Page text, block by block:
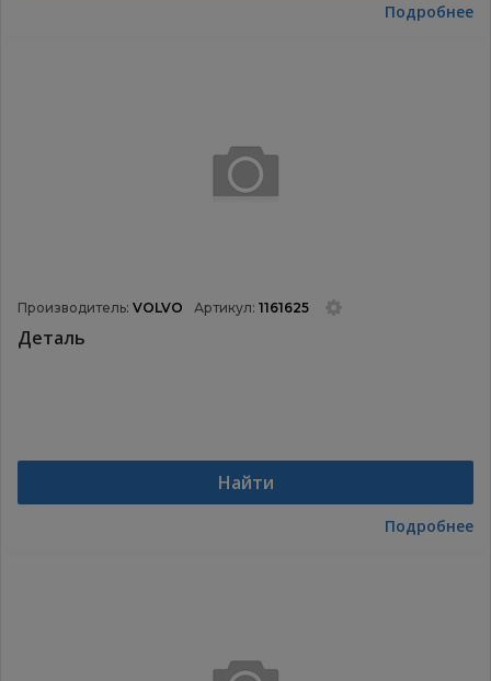
Подробнее
Производитель: VOLVO Артикул: 1161625
Деталь
Найти
Подробнее